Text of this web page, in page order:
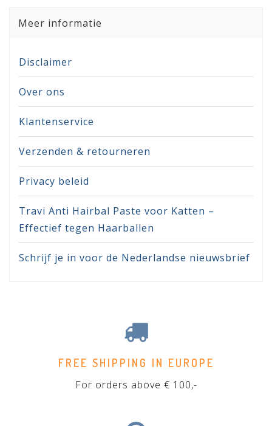
Meer informatie
Disclaimer
Over ons
Klantenservice
Verzenden & retourneren
Privacy beleid
Travi Anti Hairbal Paste voor Katten –
Effectief tegen Haarballen
Schrijf je in voor de Nederlandse nieuwsbrief
FREE SHIPPING IN EUROPE
For orders above € 100,-